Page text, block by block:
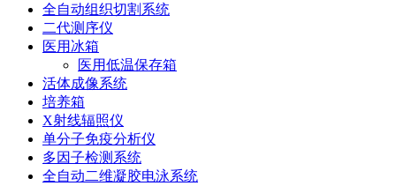
全自动组织切割系统
二代测序仪
医用冰箱
医用低温保存箱
活体成像系统
培养箱
X射线辐照仪
单分子免疫分析仪
多因子检测系统
全自动二维凝胶电泳系统